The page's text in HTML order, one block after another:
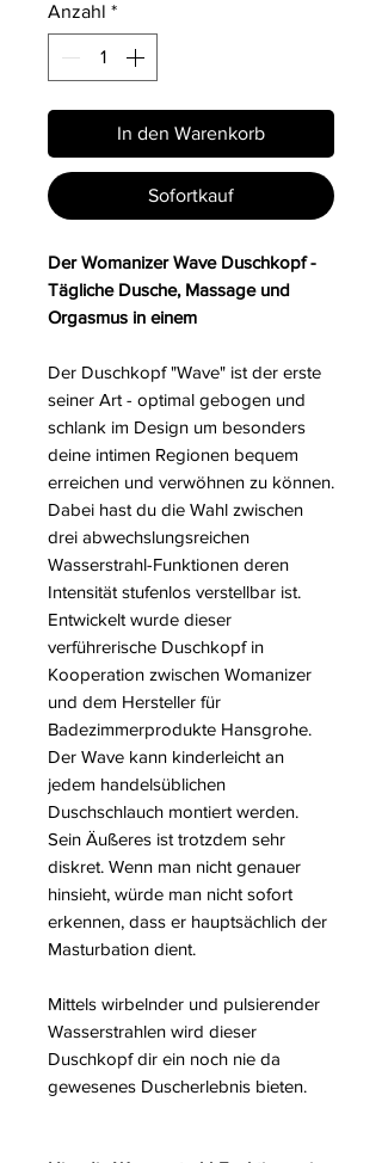
Anzahl *
In den Warenkorb
Sofortkauf
Der Womanizer Wave Duschkopf -
Tägliche Dusche, Massage und
Orgasmus in einem
Der Duschkopf "Wave" ist der erste
seiner Art - optimal gebogen und
schlank im Design um besonders
deine intimen Regionen bequem
erreichen und verwöhnen zu können.
Dabei hast du die Wahl zwischen
drei abwechslungsreichen
Wasserstrahl-Funktionen deren
Intensität stufenlos verstellbar ist.
Entwickelt wurde dieser
verführerische Duschkopf in
Kooperation zwischen Womanizer
und dem Hersteller für
Badezimmerprodukte Hansgrohe.
Der Wave kann kinderleicht an
jedem handelsüblichen
Duschschlauch montiert werden.
Sein Äußeres ist trotzdem sehr
diskret. Wenn man nicht genauer
hinsieht, würde man nicht sofort
erkennen, dass er hauptsächlich der
Masturbation dient.
Mittels wirbelnder und pulsierender
Wasserstrahlen wird dieser
Duschkopf dir ein noch nie da
gewesenes Duscherlebnis bieten.